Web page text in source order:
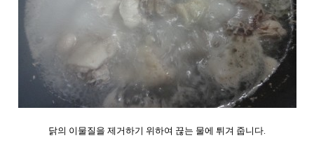
닭의 이물질을 제거하기 위하여 끊는 물에 튀겨 줍니다.